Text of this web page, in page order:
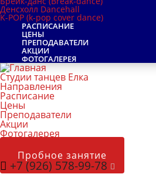
Денсхолл Dancehall
K-POP (k-pop cover dance)
РАСПИСАНИЕ
ЦЕНЫ
ПРЕПОДАВАТЕЛИ
АКЦИИ
ФОТОГАЛЕРЕЯ
Студии танцев Елка
Направления
Расписание
Цены
Преподаватели
Акции
Фотогалерея
Пробное занятие
+7 (926) 578-99-78